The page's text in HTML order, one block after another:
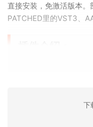
直接安装，免激活版本
PATCHED里的VST3、
下